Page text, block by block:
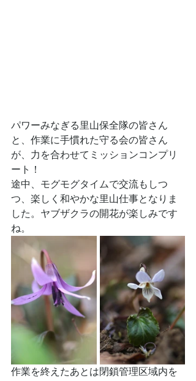
パワーみなぎる里山保全隊の皆さん
と、作業に手慣れた守る会の皆さん
が、力を合わせてミッションコンプリ
ート！
途中、モグモグタイムで交流もしつ
つ、楽しく和やかな里山仕事となりま
した。ヤブザクラの開花が楽しみです
ね。
作業を終えたあとは閉鎖管理区域内を